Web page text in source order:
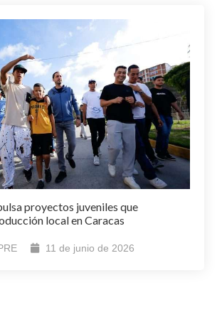
proyectos juveniles que
local en Caracas
11 de junio de 2026